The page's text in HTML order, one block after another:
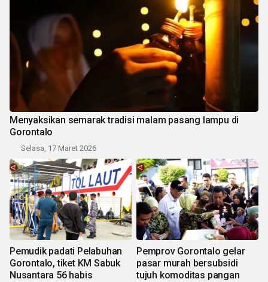
Menyaksikan semarak tradisi malam pasang lampu di
Gorontalo
Selasa, 17 Maret 2026
Pemudik padati Pelabuhan
Gorontalo, tiket KM Sabuk
Nusantara 56 habis
Pemprov Gorontalo gelar
pasar murah bersubsidi
tujuh komoditas pangan